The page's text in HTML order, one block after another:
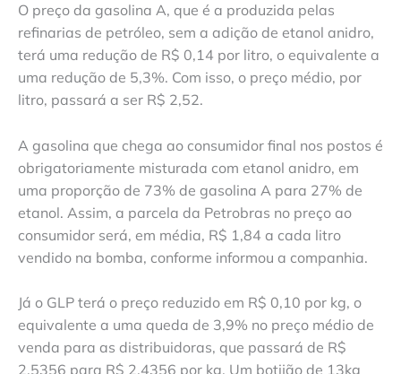
O preço da gasolina A, que é a produzida pelas
refinarias de petróleo, sem a adição de etanol anidro,
terá uma redução de R$ 0,14 por litro, o equivalente a
uma redução de 5,3%. Com isso, o preço médio, por
litro, passará a ser R$ 2,52.
A gasolina que chega ao consumidor final nos postos é
obrigatoriamente misturada com etanol anidro, em
uma proporção de 73% de gasolina A para 27% de
etanol. Assim, a parcela da Petrobras no preço ao
consumidor será, em média, R$ 1,84 a cada litro
vendido na bomba, conforme informou a companhia.
Já o GLP terá o preço reduzido em R$ 0,10 por kg, o
equivalente a uma queda de 3,9% no preço médio de
venda para as distribuidoras, que passará de R$
2,5356 para R$ 2,4356 por kg. Um botijão de 13kg